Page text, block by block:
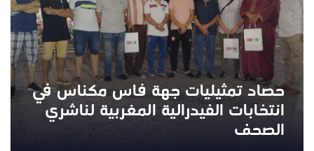
حصاد تمثيليات جهة فاس مكناس في
انتخابات الفيدرالية المغربية لناشري
الصحف